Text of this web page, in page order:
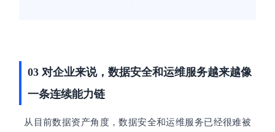
03 对企业来说，数据安全和运维服务越来越像
一条连续能力链
从目前数据资产角度，数据安全和运维服务已经很难被